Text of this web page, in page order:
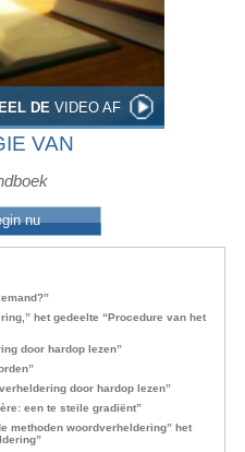
DE VIDEO AF
VAN
nu
het gedeelte “Procedure van het
door hardop lezen”
door hardop lezen”
een te steile gradiënt”
methoden woordverheldering” het